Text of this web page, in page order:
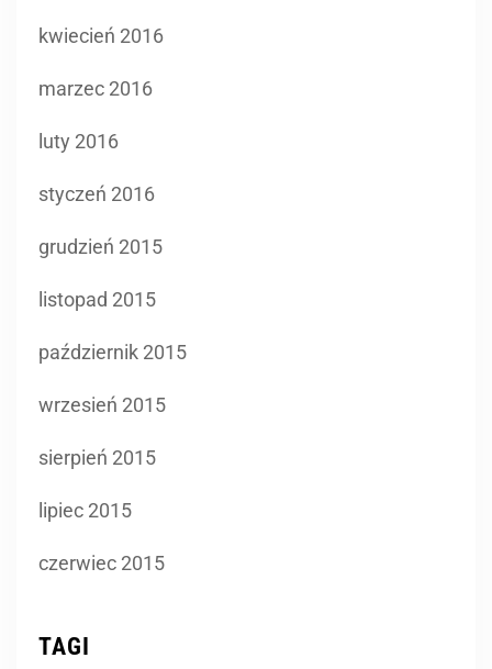
kwiecień 2016
marzec 2016
luty 2016
styczeń 2016
grudzień 2015
listopad 2015
październik 2015
wrzesień 2015
sierpień 2015
lipiec 2015
czerwiec 2015
TAGI